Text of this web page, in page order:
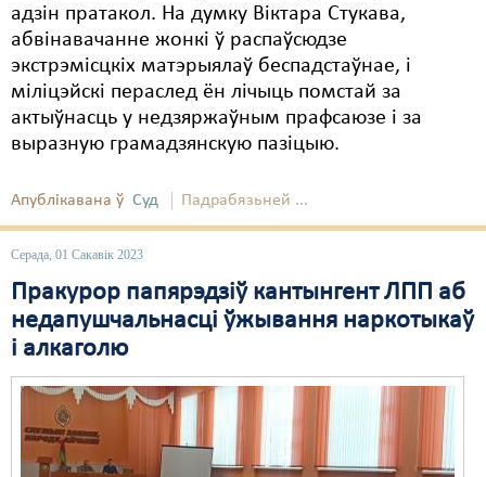
адзін пратакол. На думку Віктара Стукава,
абвінавачанне жонкі ў распаўсюдзе
экстрэмісцкіх матэрыялаў беспадстаўнае, і
міліцэйскі пераслед ён лічыць помстай за
актыўнасць у недзяржаўным прафсаюзе і за
выразную грамадзянскую пазіцыю.
Апублікавана ў Суд Падрабязьней ...
Серада, 01 Сакавік 2023
Пракурор папярэдзіў кантынгент ЛПП аб
недапушчальнасці ўжывання наркотыкаў
і алкаголю
Распальваньне варожасьці
Свабода слова
Свабода сумленьня
Сьмяротнае пакараньне
Правы працоўных
Сацыяльныя правы